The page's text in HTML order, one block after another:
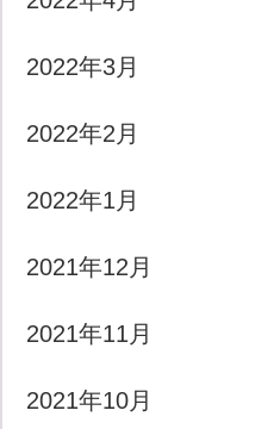
2022年3月
2022年2月
2022年1月
2021年12月
2021年11月
2021年10月